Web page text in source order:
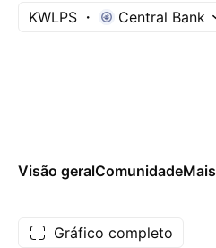
KWLPS Central Bank
Visão geralComunidadeMais
Gráfico completo